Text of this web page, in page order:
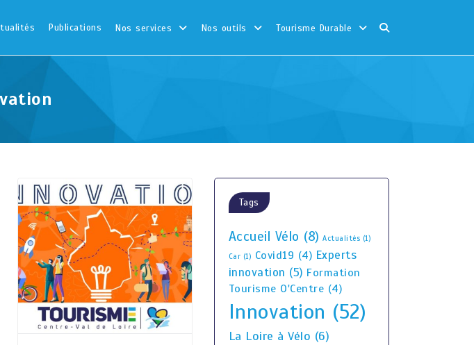
Publications Nos services Nos outils Tourisme Durable
Tags
Accueil Vélo (8) Actualités (1)
Car (1) Covid19 (4) Experts
innovation (5) Formation
Tourisme O'Centre (4)
Innovation (52)
La Loire à Vélo (6)